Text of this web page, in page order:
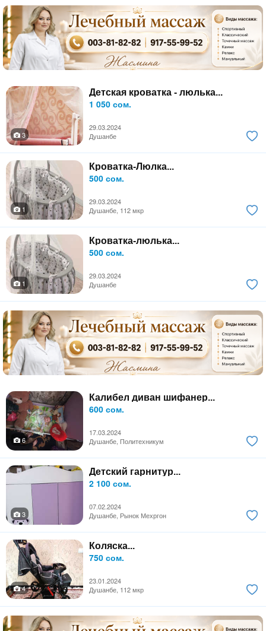
Детская кроватка - люлька...
1 050 сом.
29.03.2024
3
Душанбе
Кроватка-Люлка...
500 сом.
29.03.2024
1
Душанбе, 112 мкр
Кроватка-люлька...
500 сом.
29.03.2024
1
Душанбе
Калибел диван шифанер...
600 сом.
17.03.2024
6
Душанбе, Политехникум
Детский гарнитур...
2 100 сом.
07.02.2024
3
Душанбе, Рынок Мехргон
Коляска...
750 сом.
23.01.2024
4
Душанбе, 112 мкр